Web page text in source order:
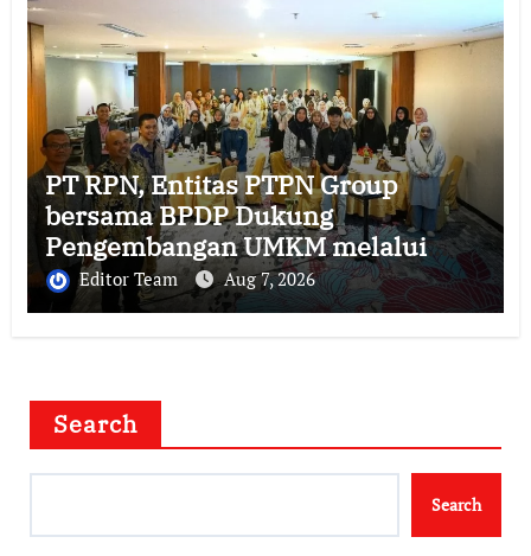
PT RPN, Entitas PTPN Group
bersama BPDP Dukung
Pengembangan UMKM melalui
Workshop Pangan Sehat Berbasis
Minyak Sawit
Editor Team Aug 7, 2026
Search
Search